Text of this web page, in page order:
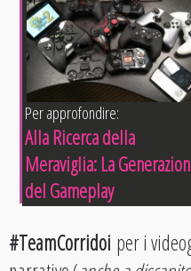
Per approfondire:
Alla Ricerca della
Meraviglia: La
del Gameplay
#TeamCorridoi per i